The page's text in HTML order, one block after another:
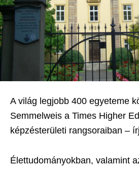
A világ legjobb 400 egyeteme
Semmelweis a Times Higher
képzésterületi rangsoraiban –
Élettudományokban, valamint